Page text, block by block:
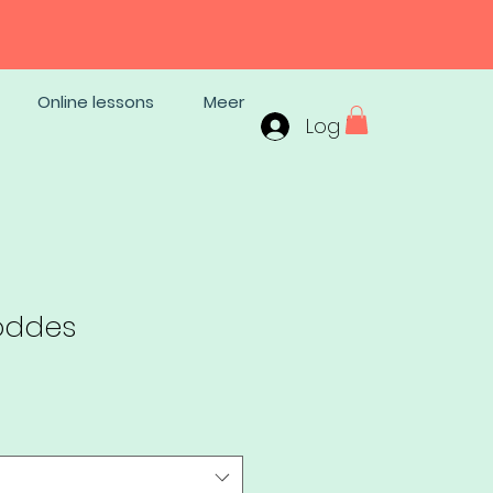
Online lessons Meer
Log In